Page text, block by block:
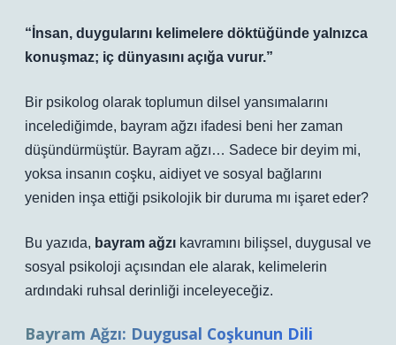
“İnsan, duygularını kelimelere döktüğünde yalnızca
konuşmaz; iç dünyasını açığa vurur.”
Bir psikolog olarak toplumun dilsel yansımalarını
incelediğimde, bayram ağzı ifadesi beni her zaman
düşündürmüştür. Bayram ağzı… Sadece bir deyim mi,
yoksa insanın coşku, aidiyet ve sosyal bağlarını
yeniden inşa ettiği psikolojik bir duruma mı işaret eder?
Bu yazıda, bayram ağzı kavramını bilişsel, duygusal ve
sosyal psikoloji açısından ele alarak, kelimelerin
ardındaki ruhsal derinliği inceleyeceğiz.
Bayram Ağzı: Duygusal Coşkunun Dili